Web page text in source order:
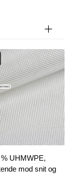
% UHMWPE,
mod snit og